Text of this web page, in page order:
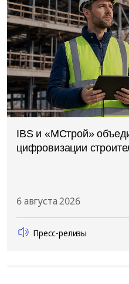
IBS и «МСтрой»
цифровизации
6 августа 2026
Пресс-релизы